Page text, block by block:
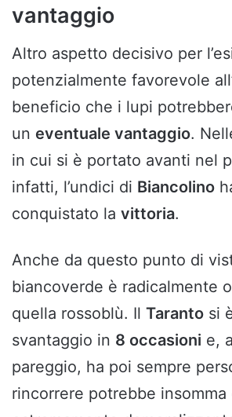
vantaggio
Altro aspetto decisivo per
potenzialmente favorevole
beneficio che i lupi
un eventuale vantaggio.
in cui si è portato avanti nel
infatti, l’undici di Biancolino
conquistato la vittoria.
Anche da questo punto di
biancoverde è radicalmente
quella rossoblù. Il Taranto si
svantaggio in 8 occasioni e,
pareggio, ha poi sempre
rincorrere potrebbe insomma